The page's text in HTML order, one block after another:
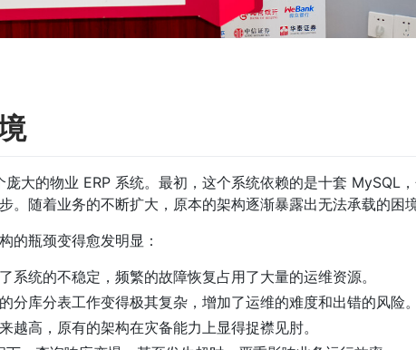
大的物业 ERP 系统。最初，这个系统依赖的是十套 MySQL
。随着业务的不断扩大，原本的架构逐渐暴露出无法承载的困
的瓶颈变得愈发明显：
系统的不稳定，频繁的故障恢复占用了大量的运维资源。
分库分表工作变得极其复杂，增加了运维的难度和出错的风险
越高，原有的架构在灾备能力上显得捉襟见肘。